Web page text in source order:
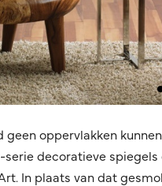
geen oppervlakken
serie decoratieve
In plaats van dat